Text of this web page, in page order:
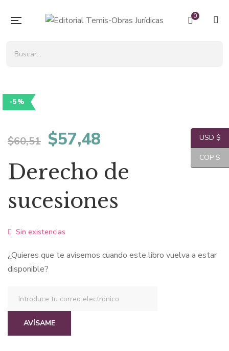
0
-5%
$60,51 El
precio
original
era:
$60,51.
$57,48
precio
es:
Derecho de
sucesiones
Sin existencias
¿Quieres que te avisemos cuando este libro vuelva a estar
disponible?
AVÍSAME
USD $
COP $